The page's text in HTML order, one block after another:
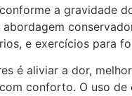
a gravidade
e exercícios para
é aliviar a dor,
conforto. O uso